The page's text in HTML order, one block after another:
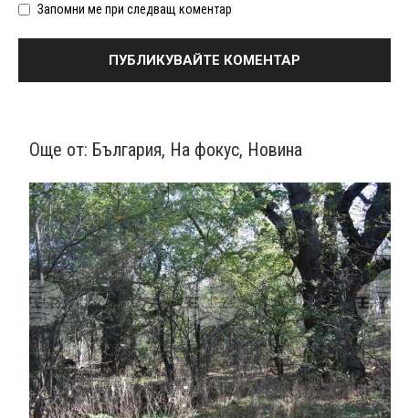
Запомни ме при следващ коментар
Още от: България, На фокус, Новина